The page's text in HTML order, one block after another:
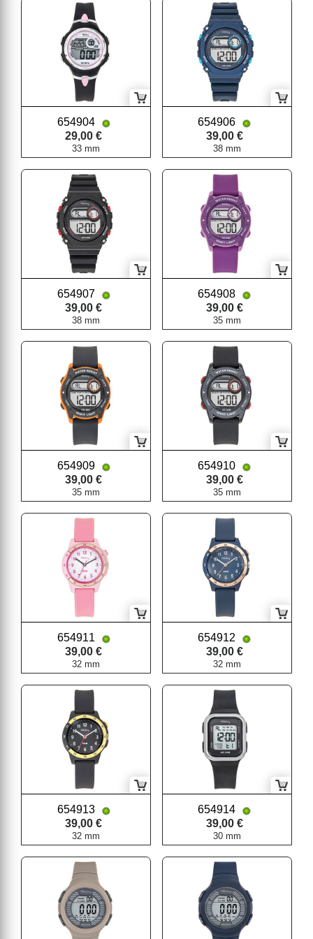
654904
29,00 €
33 mm
654906
39,00 €
38 mm
654907
39,00 €
38 mm
654908
39,00 €
35 mm
654909
39,00 €
35 mm
654910
39,00 €
35 mm
654911
39,00 €
32 mm
654912
39,00 €
32 mm
654913
39,00 €
32 mm
654914
39,00 €
30 mm